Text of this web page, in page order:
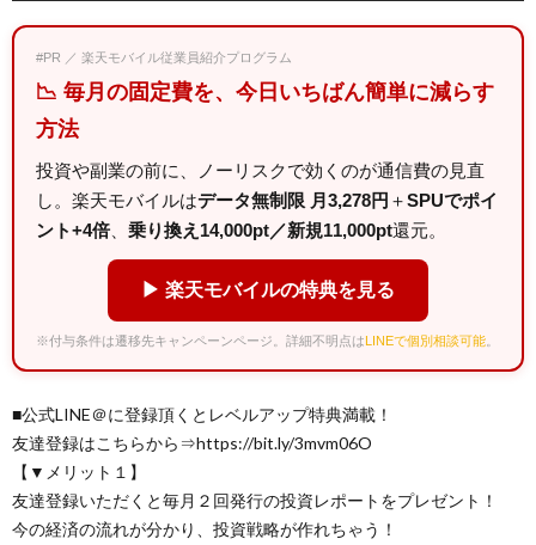
#PR ／ 楽天モバイル従業員紹介プログラム
📉 毎月の固定費を、今日いちばん簡単に減らす
方法
投資や副業の前に、ノーリスクで効くのが通信費の見直
し。楽天モバイルはデータ無制限 月3,278円 ＋SPUでポイ
ント+4倍
乗り換え14,000pt／新規11,000pt還元。
▶ 楽天モバイルの特典を見る
※付与条件は遷移先キャンペーンページ。詳細不明点はLINEで個別相談可能
■公式LINE＠に登録頂くとレベルアップ特典満載！
友達登録はこちらから⇒https://bit.ly/3mvm06O
【▼メリット１】
友達登録いただくと毎月２回発行の投資レポートをプレゼント！
今の経済の流れが分かり、投資戦略が作れちゃう！